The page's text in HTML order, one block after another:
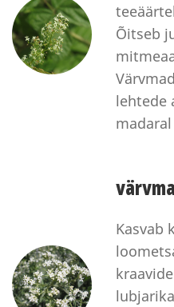
Õitseb
lehtede
Kasvab